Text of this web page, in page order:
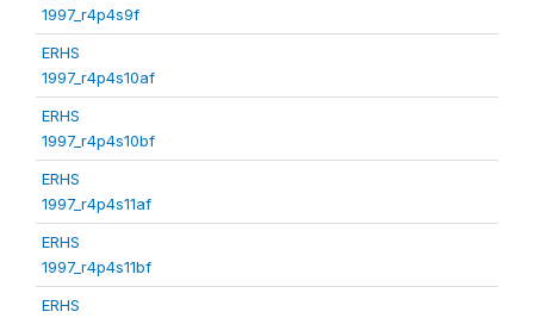
1997_r4p4s9f
ERHS
1997_r4p4s10af
ERHS
1997_r4p4s10bf
ERHS
1997_r4p4s11af
ERHS
1997_r4p4s11bf
ERHS